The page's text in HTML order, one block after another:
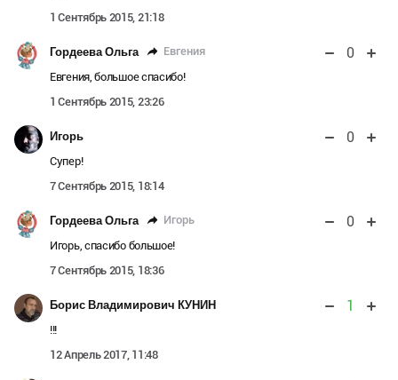
1 Сентябрь 2015, 21:18
Гордеева Ольга Евгения 0
Евгения, большое спасибо!
1 Сентябрь 2015, 23:26
Игорь 0
Супер!
7 Сентябрь 2015, 18:14
Гордеева Ольга Игорь 0
Игорь, спасибо большое!
7 Сентябрь 2015, 18:36
Борис Владимирович КУНИН 1
!!!
12 Апрель 2017, 11:48